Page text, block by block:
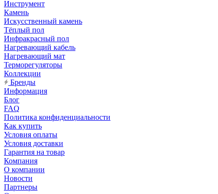
Инструмент
Камень
Искусственный камень
Тёплый пол
Инфракрасный пол
Нагревающий кабель
Нагревающий мат
Терморегуляторы
Коллекции
Бренды
Информация
Блог
FAQ
Политика конфиденциальности
Как купить
Условия оплаты
Условия доставки
Гарантия на товар
Компания
О компании
Новости
Партнеры